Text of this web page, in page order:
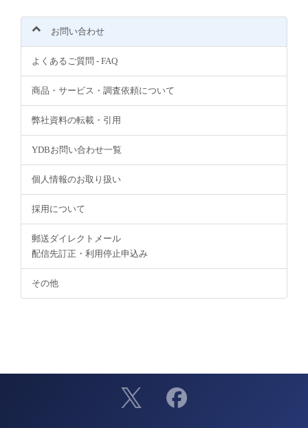
お問い合わせ
よくあるご質問 - FAQ
商品・サービス・調査依頼について
弊社資料の転載・引用
YDBお問い合わせ一覧
個人情報のお取り扱い
採用について
郵送ダイレクトメール
配信先訂正・利用停止申込み
その他